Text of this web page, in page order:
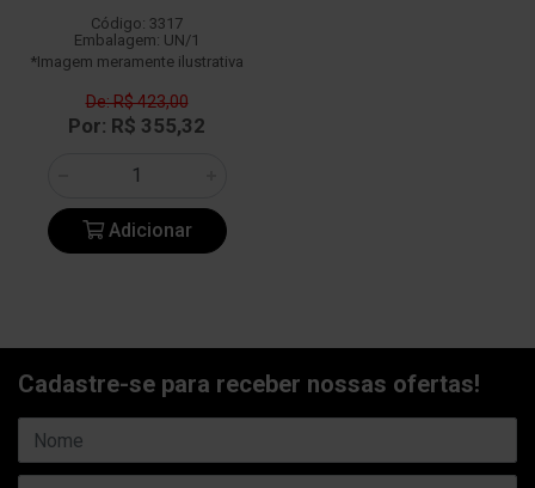
Código: 3317
Embalagem: UN/1
*Imagem meramente ilustrativa
De: R$ 423,00
Por: R$ 355,32
Adicionar
Cadastre-se para receber nossas ofertas!